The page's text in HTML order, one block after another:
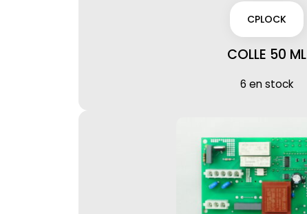
CPLOCK
COLLE 50 ML
6 en stock